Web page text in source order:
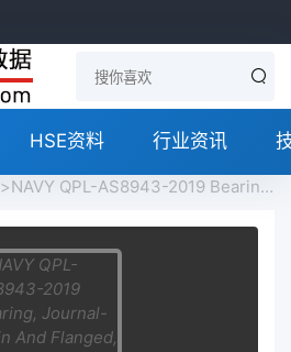
HSE资料 行业资讯
>NAVY QPL-AS8943-2019 Bearing, Journal-Plain And Flanged, Tfe-Lined免费下载